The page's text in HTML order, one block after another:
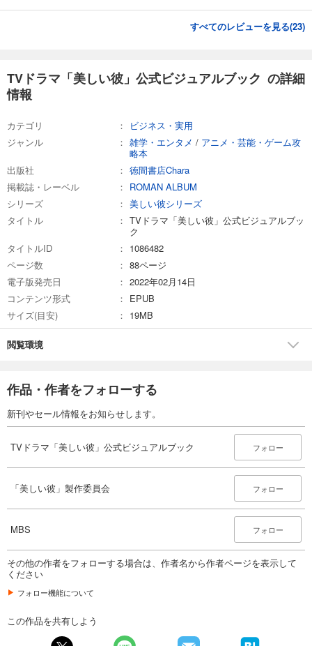
すべてのレビューを見る(23)
TVドラマ「美しい彼」公式ビジュアルブック の詳細
情報
カテゴリ
ビジネス・実用
ジャンル
雑学・エンタメ / アニメ・芸能・ゲーム攻
略本
出版社
徳間書店Chara
掲載誌・レーベル
ROMAN ALBUM
シリーズ
美しい彼シリーズ
タイトル
TVドラマ「美しい彼」公式ビジュアルブッ
ク
タイトルID
1086482
ページ数
88ページ
電子版発売日
2022年02月14日
コンテンツ形式
EPUB
サイズ(目安)
19MB
閲覧環境
作品・作者をフォローする
新刊やセール情報をお知らせします。
TVドラマ「美しい彼」公式ビジュアルブック フォロー
「美しい彼」製作委員会 フォロー
MBS フォロー
その他の作者をフォローする場合は、作者名から作者ページを表示して
ください
フォロー機能について
この作品を共有しよう